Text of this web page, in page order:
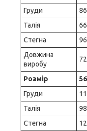
Груди
Талія
Стегна
Довжина
виробу
72
Розмір 56
Груди
Талія
Стегна